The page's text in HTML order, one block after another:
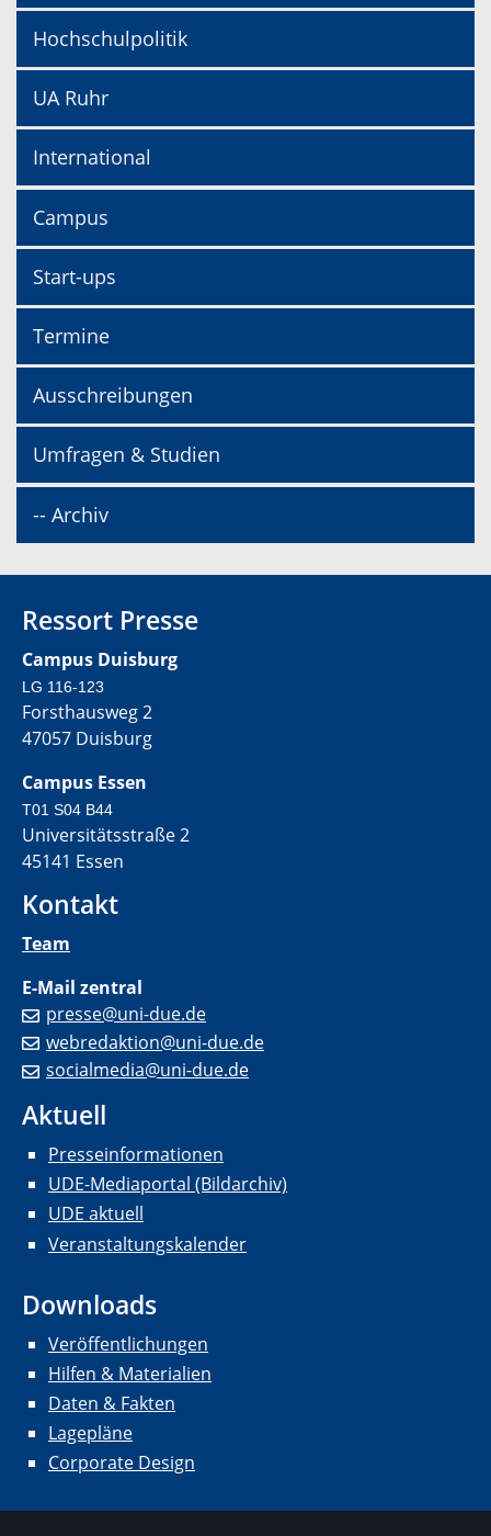
Hochschulpolitik
UA Ruhr
International
Campus
Start-ups
Termine
Ausschreibungen
Umfragen & Studien
-- Archiv
Ressort Presse
Campus Duisburg
LG 116-123
Forsthausweg 2
47057 Duisburg
Campus Essen
T01 S04 B44
Universitätsstraße 2
45141 Essen
Kontakt
Team
E-Mail zentral
presse@uni-due.de
webredaktion@uni-due.de
socialmedia@uni-due.de
Aktuell
Presseinformationen
UDE-Mediaportal (Bildarchiv)
UDE aktuell
Veranstaltungskalender
Downloads
Veröffentlichungen
Hilfen & Materialien
Daten & Fakten
Lagepläne
Corporate Design